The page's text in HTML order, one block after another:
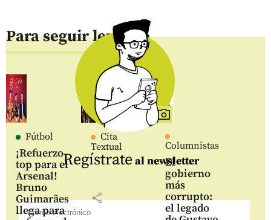
Para seguir leyendo
Fútbol
¡Refuerzo
top para el
Arsenal!
Bruno
Guimarães
llega para
Cita
Textual
share
Columnistas
El
gobierno
más
corrupto:
el legado
Regístrate al newsletter